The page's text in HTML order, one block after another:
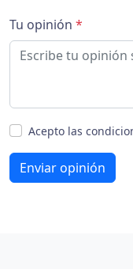
Tu opinión *
Acepto las
Enviar opinión